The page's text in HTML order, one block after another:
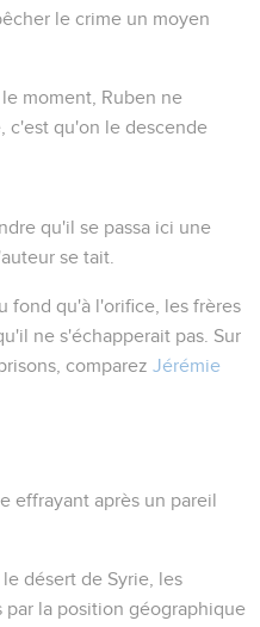
le crime un moyen
le moment, Ruben ne
c'est qu'on le descende
qu'il se passa ici une
se tait.
fond qu'à l'orifice, les frères
ne s'échapperait pas. Sur
comparez Jérémie
effrayant après un pareil
le désert de Syrie, les
la position géographique